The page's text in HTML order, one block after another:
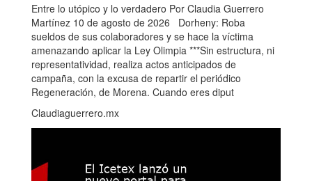
Entre lo utópico y lo verdadero Por Claudia Guerrero
Martínez 10 de agosto de 2026 Dorheny: Roba
sueldos de sus colaboradores y se hace la víctima
amenazando aplicar la Ley Olimpia ***Sin estructura, ni
representatividad, realiza actos anticipados de
campaña, con la excusa de repartir el periódico
Regeneración, de Morena. Cuando eres diput
Claudiaguerrero.mx